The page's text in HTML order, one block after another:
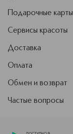
Подарочные карты
Сервисы красоты
Доставка
Оплата
Обмен и возврат
Частые вопросы